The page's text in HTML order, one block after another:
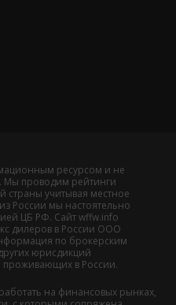
ресурсом и не
Мы проводим рейтинги
страны учитывая местное
России мы настоятельно
ЦБ РФ. Сайт wffw.info
дилеров в России ООО
по брокерским
юрисдикций
проживающих в России.
на финансовых рынках,